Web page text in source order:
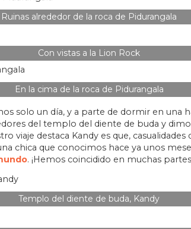
Ruinas alrededor de la roca de Pidurangala
Con vistas a la Lion Rock
En la cima de la roca de Pidurangala
solo un día, y a parte de dormir en una
del templo del diente de buda y
viaje destaca Kandy es que,
chica que conocimos hace ya unos
. ¡Hemos coincidido en muchas
Templo del diente de buda, Kandy